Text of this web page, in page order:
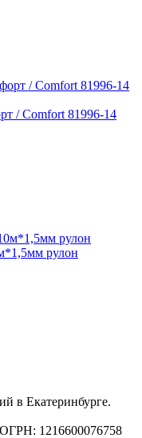
/ Comfort 81996-14
рулон
в Екатеринбурге.
ОГРН: 1216600076758